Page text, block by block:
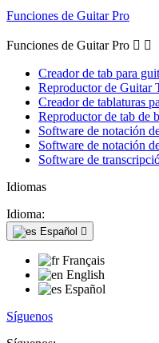
Funciones de Guitar Pro
Funciones de Guitar Pro  
Creador de tab para
Reproductor de Guitar
Creador de tablaturas
Reproductor de tab de
Software de notación
Software de notación
Software de
Idiomas
Idioma:
Español 
Français
English
Español
Síguenos